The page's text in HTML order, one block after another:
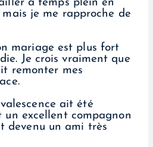
à temps plein en
je me rapproche de
mariage est plus fort
Je crois vraiment que
remonter mes
ait été
excellent compagnon
devenu un ami très